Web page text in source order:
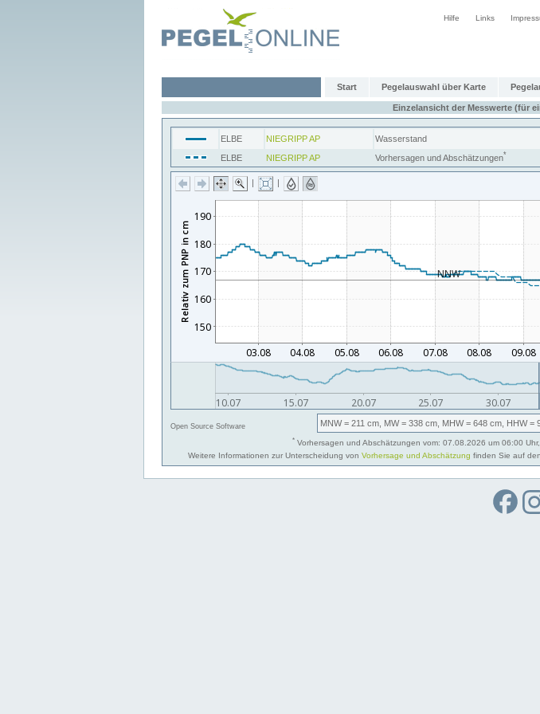
Hilfe Links
Start Pegelauswahl über Karte
Einzelansicht der Messwerte (für
ELBE NIEGRIPP AP Wasserstand
ELBE
NIEGRIPP AP Vorhersagen und Abschätzungen*
| |
Open Source Software MNW= 211 cm, MW= 338 cm, MHW= 648 cm, HHW=
* Vorhersagen und Abschätzungen vom: 07.08.2026 um 06:00
Weitere Informationen zur Unterscheidung von Vorhersage und Abschätzung finden Sie auf